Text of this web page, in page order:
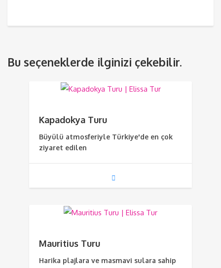
Bu seçeneklerde ilginizi çekebilir.
Kapadokya Turu
Büyülü atmosferiyle Türkiye'de en çok
ziyaret edilen
Mauritius Turu
Harika plajlara ve masmavi sulara sahip